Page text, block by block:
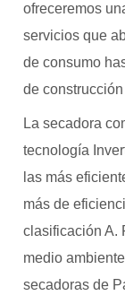
ofreceremos
servicios que
de consumo
de
La secadora
tecnología
las más
más de
clasificación A.
medio
secadoras de